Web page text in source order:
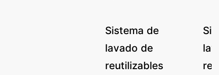
Sistema de
lavado de
reutilizables